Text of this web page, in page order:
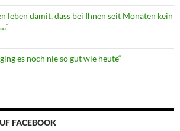
leben damit, dass bei Ihnen seit Monaten kein
es noch nie so gut wie heute“
FACEBOOK